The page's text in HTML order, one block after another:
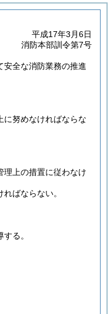
平成17年3月6日
消防本部訓令第7号
安全な消防業務の推進
に努めなければならな
理上の措置に従わなけ
ばならない。
る。